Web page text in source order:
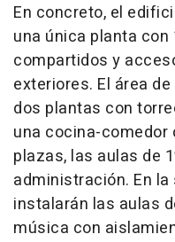
En concreto, el
una única planta
compartidos y
exteriores. El área
dos plantas con
una cocina-comedor
plazas, las aulas de
administración. En
instalarán las aulas
música con